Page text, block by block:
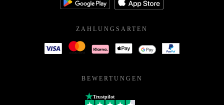
ZAHLUNGSARTEN
BEWERTUNGEN
Trustpilot